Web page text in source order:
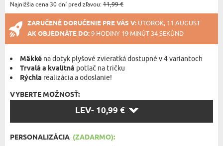
Najnižšia cena 30 dní pred zľavou:11,99 €
ZARUČENÉ DORUČENIE PRE VÁS V: UTOROK, 11 AUGUST
AK OBJEDNÁTE DO:9 HODINY 19 MINÚT 34 SEKÚND
Mäkké na dotyk plyšové zvieratká dostupné v 4 variantoch
Trvalá a kvalitná potlač na tričku
Rýchla realizácia a odoslanie!
VYBERTE MOŽNOSŤ:
LEV- 10,99 €
PERSONALIZÁCIA (ZADARMO):